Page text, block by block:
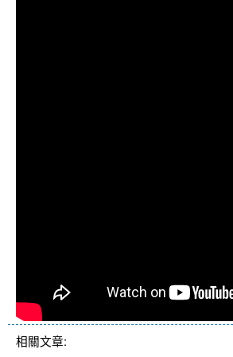
相關文章: